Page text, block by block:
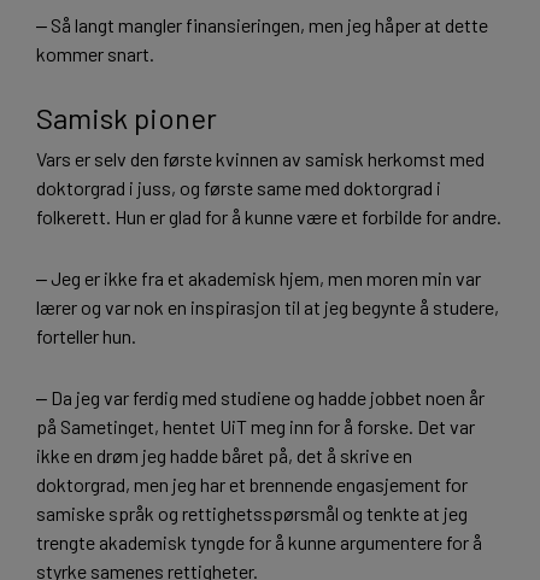
‒ Så langt mangler finansieringen, men jeg håper at dette
kommer snart.
Samisk pioner
Vars er selv den første kvinnen av samisk herkomst med
doktorgrad i juss, og første same med doktorgrad i
folkerett. Hun er glad for å kunne være et forbilde for andre.
‒ Jeg er ikke fra et akademisk hjem, men moren min var
lærer og var nok en inspirasjon til at jeg begynte å studere,
forteller hun.
‒ Da jeg var ferdig med studiene og hadde jobbet noen år
på Sametinget, hentet UiT meg inn for å forske. Det var
ikke en drøm jeg hadde båret på, det å skrive en
doktorgrad, men jeg har et brennende engasjement for
samiske språk og rettighetsspørsmål og tenkte at jeg
trengte akademisk tyngde for å kunne argumentere for å
styrke samenes rettigheter.